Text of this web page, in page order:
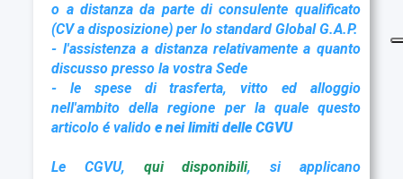
o a distanza da parte di consulente qualificato
(CV a disposizione) per lo standard Global G.A.P.
- l'assistenza a distanza relativamente a quanto
discusso presso la vostra Sede
- le spese di trasferta, vitto ed alloggio
nell'ambito della regione per la quale questo
articolo é validoe nei limiti delle CGVU
Le CGVU, qui disponibili, si applicano